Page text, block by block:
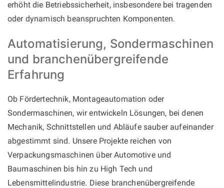
erhöht die Betriebssicherheit, insbesondere bei tragenden
oder dynamisch beanspruchten Komponenten.
Automatisierung, Sondermaschinen
und branchenübergreifende
Erfahrung
Ob Fördertechnik, Montageautomation oder
Sondermaschinen, wir entwickeln Lösungen, bei denen
Mechanik, Schnittstellen und Abläufe sauber aufeinander
abgestimmt sind. Unsere Projekte reichen von
Verpackungsmaschinen über Automotive und
Baumaschinen bis hin zu High Tech und
Lebensmittelindustrie. Diese branchenübergreifende